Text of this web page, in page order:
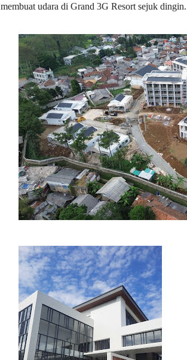
membuat udara di Grand 3G Resort sejuk dingin.